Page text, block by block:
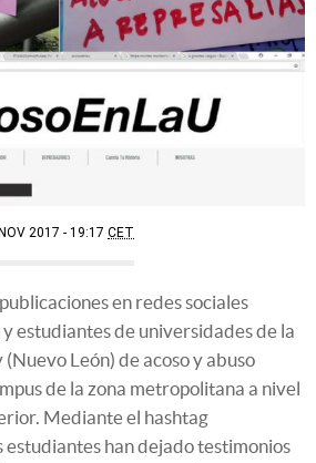
2017 - 19:17 CET
en redes sociales
estudiantes de universidades de la
León) de acoso y abuso
de la zona metropolitana a nivel
Mediante el hashtag
estudiantes han dejado testimonios